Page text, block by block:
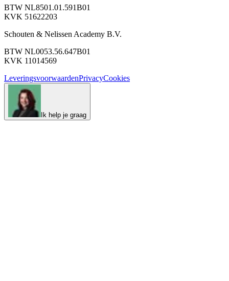
BTW NL8501.01.591B01
KVK 51622203
Schouten & Nelissen Academy B.V.
BTW NL0053.56.647B01
KVK 11014569
LeveringsvoorwaardenPrivacyCookies
Ik help je graag